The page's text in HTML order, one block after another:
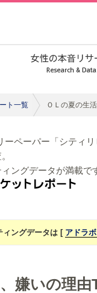
ト一覧 ＯＬの夏の生
ーペーパー「シティ
ングデータが満載で
ィングデータは [ アドラ
嫌いの理